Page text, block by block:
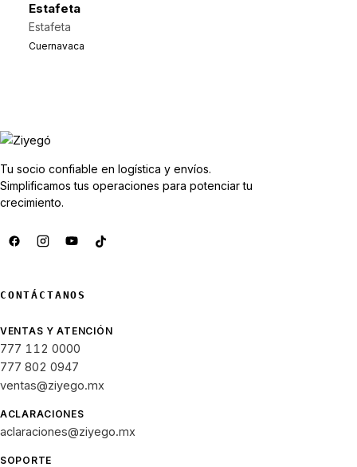
Estafeta
Estafeta
Cuernavaca
Tu socio confiable en logística y envíos.
Simplificamos tus operaciones para potenciar tu
crecimiento.
CONTÁCTANOS
VENTAS Y ATENCIÓN
777 112 0000
777 802 0947
ventas@ziyego.mx
ACLARACIONES
aclaraciones@ziyego.mx
SOPORTE